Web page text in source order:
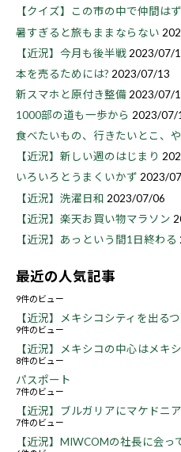
【クイズ】この市の中で仲間は
暑すぎると旅もままならない
【近況】今月も後半戦 2023/07/
本を売るためには? 2023/07/13
新スマホと原付き整備 2023/07/
1000部の道も一歩から 2023/07/
食べたいもの、行きたいとこ、
【近況】新しい週のはじまり
いろいろとうまくいかず 2023/
【近況】洗濯日和 2023/07/06
【近況】楽天お買い物マラソン
【近況】あっという間1日終わる
最近の人気記事
9件のビュー
【近況】メキシコシティを出る
9件のビュー
【近況】メキシコの中心はメキ
8件のビュー
パスポート
7件のビュー
【近況】ブルガリアにマケドニ
7件のビュー
【近況】MIWCOMの社長に会っ